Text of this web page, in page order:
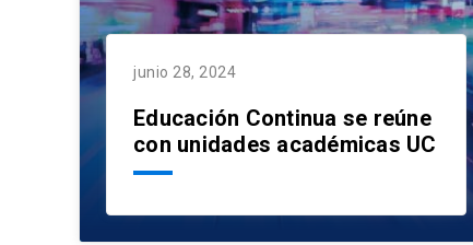
junio 28, 2024
Educación Continua se reúne
con unidades académicas UC